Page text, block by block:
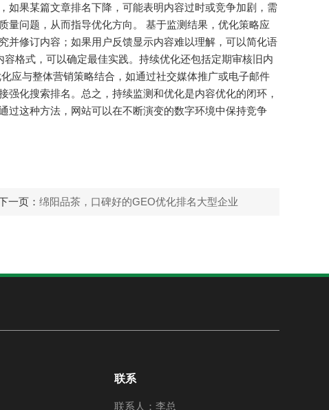
如果某篇文章排名下降，可能表明内容过时或竞争加剧，需
量问题，从而指导优化方向。 基于监测结果，优化策略应
并修订内容；如果用户反馈显示内容难以理解，可以简化语
格式，可以确定最佳实践。持续优化还包括定期审核旧内
应与整体营销策略结合，如通过社交媒体推广或电子邮件
化搜索排名。总之，持续监测和优化是内容优化的闭环，
过这种方法，网站可以在不断演变的数字环境中保持竞争
一页：绵阳品茶，口碑好的GEO优化排名大型企业
联系
联系人：李总